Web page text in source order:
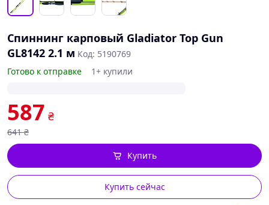
Спиннинг карповый Gladiator Top Gun
GL8142 2.1 м Код: 5190769
Готово к отправке
1+ купили
587 ₴
641 ₴
Купить сейчас
Купить